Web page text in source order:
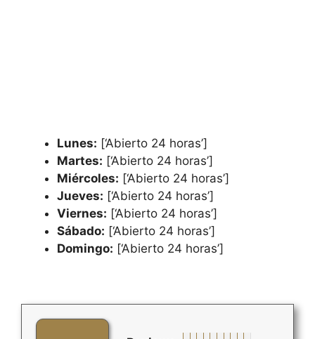
Lunes: [‘Abierto 24 horas’]
Martes: [‘Abierto 24 horas’]
Miércoles: [‘Abierto 24 horas’]
Jueves: [‘Abierto 24 horas’]
Viernes: [‘Abierto 24 horas’]
Sábado: [‘Abierto 24 horas’]
Domingo: [‘Abierto 24 horas’]